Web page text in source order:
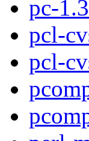
pc-
pcl-
pcl-